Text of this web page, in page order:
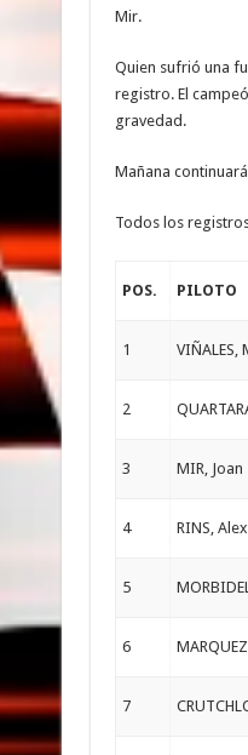
Mir.
Quien sufrió una
registro. El
gravedad.
Mañana
Todos los
POS. PILOTO
1 VIÑALES,
2
3 MIR, Joan
4 RINS, Alex
5
6
7